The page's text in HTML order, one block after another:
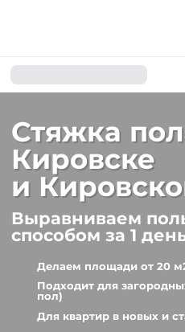
Стяжка
Кировске
и
Выравниваем
способом за 1
Делаем площади от 20
Подходит для
пол)
Для квартир в новых и